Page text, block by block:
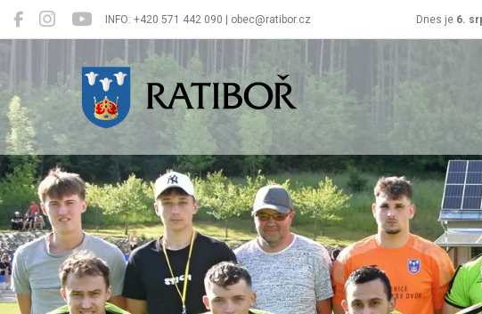
INFO: +420 571 442 090 | obec@ratibor.cz Dnes je 6.
Ratiboř